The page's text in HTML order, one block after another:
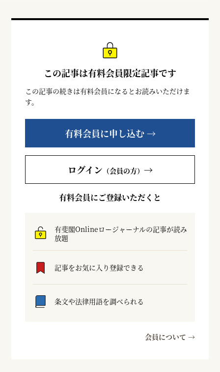
この記事は有料会員限定記事です
この記事の続きは有料会員になるとお読みいただけま
す。
有料会員に申し込む →
ログイン （会員の方） →
有料会員にご登録いただくと
有斐閣Onlineロージャーナルの記事が読み
放題
記事をお気に入り登録できる
条文や法律用語を調べられる
会員について →